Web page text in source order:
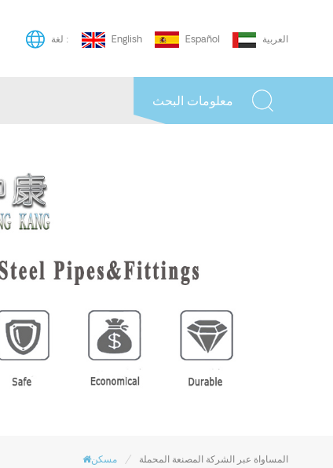
لغة : English Español العربية
معلومات البحث
مسكن / المساواة عبر الشركة المصنعة المحملة